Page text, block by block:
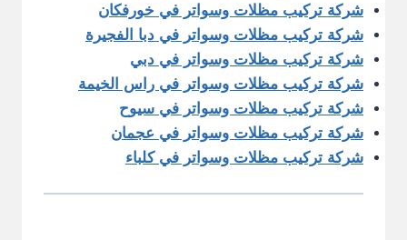
شركة تركيب مظلات وسواتر في خورفكان
شركة تركيب مظلات وسواتر في دبا الفجيرة
شركة تركيب مظلات وسواتر في دبي
شركة تركيب مظلات وسواتر في راس الخيمة
شركة تركيب مظلات وسواتر في سيوح
شركة تركيب مظلات وسواتر في عجمان
شركة تركيب مظلات وسواتر في كلباء